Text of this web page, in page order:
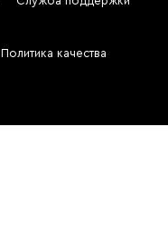
Политика качества